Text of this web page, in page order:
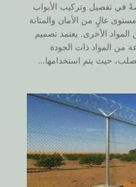
في تفصيل وتركيب الأبواب
مستوى عالٍ من الأمان والمتانة
الأخرى. يعتمد تصميم
من المواد ذات الجودة
حيث يتم استخدامها…